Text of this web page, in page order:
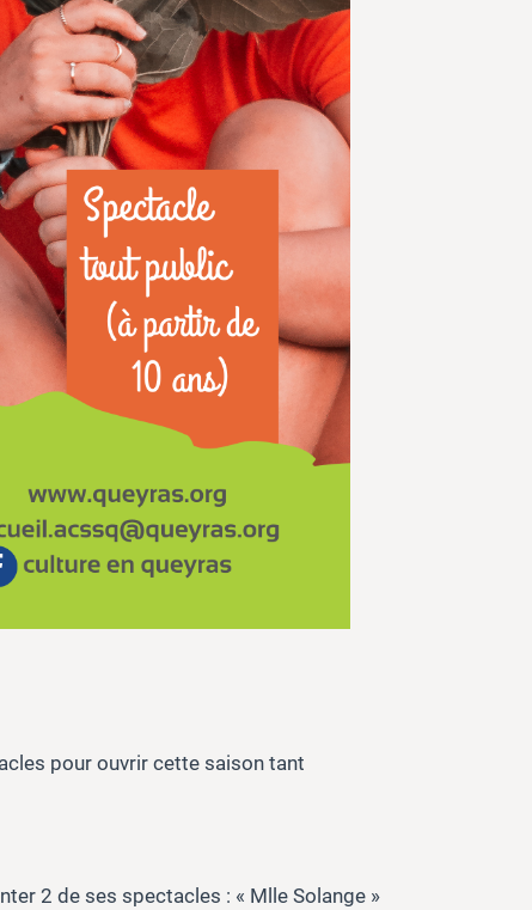
pour ouvrir cette saison tant
2 de ses spectacles : « Mlle Solange »